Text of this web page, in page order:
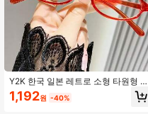
Y2K 한국 일본 레트로 소형 타원형 안
경테 여성 학생용, 개인화된 애니메이
션 스타일 도수 없는 안경
1,192원 -40%